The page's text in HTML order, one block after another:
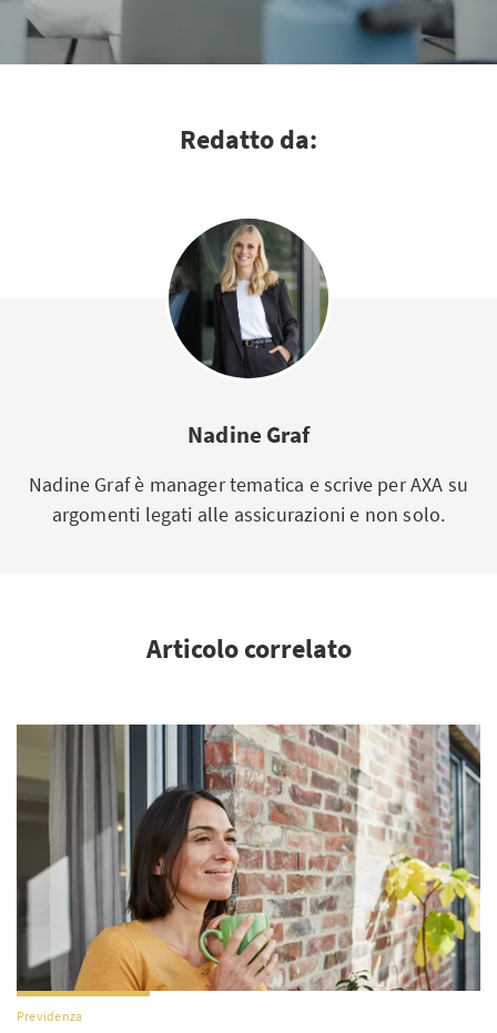
Redatto da:
Nadine Graf
Nadine Graf è manager tematica e scrive per AXA su
argomenti legati alle assicurazioni e non solo.
Articolo correlato
Previdenza